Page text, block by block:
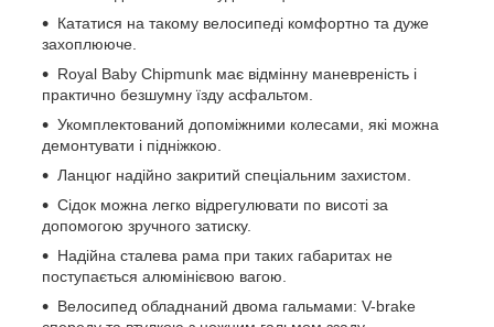
Кататися на такому велосипеді комфортно та дуже
захоплююче.
Royal Baby Chipmunk має відмінну маневреність і
практично безшумну їзду асфальтом.
Укомплектований допоміжними колесами, які можна
демонтувати і підніжкою.
Ланцюг надійно закритий спеціальним захистом.
Сідок можна легко відрегулювати по висоті за
допомогою зручного затиску.
Надійна сталева рама при таких габаритах не
поступається алюмінієвою вагою.
Велосипед обладнаний двома гальмами: V-brake